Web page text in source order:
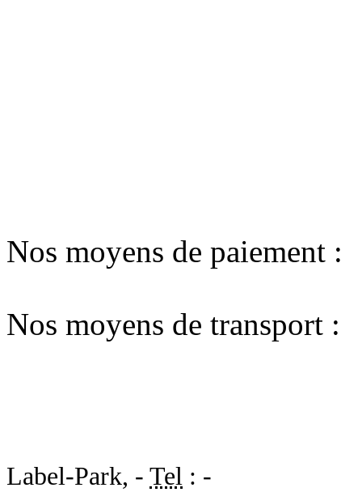
Nos moyens de paiement :
Nos moyens de transport :
Label-Park, - Tel : -